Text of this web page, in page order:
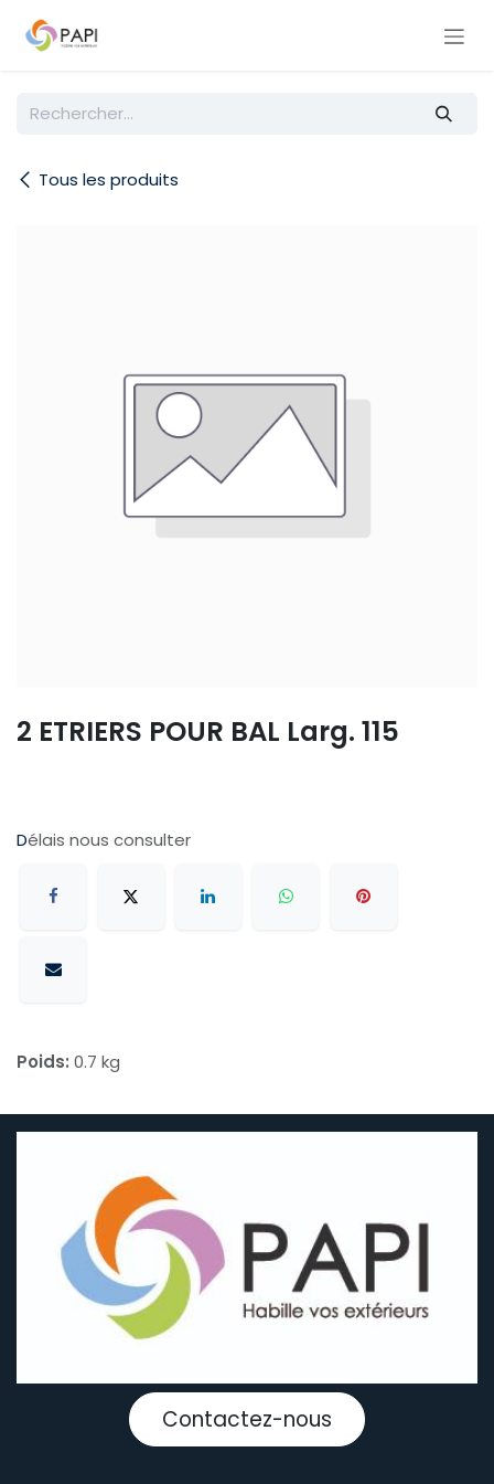
Tous les produits
2 ETRIERS POUR BAL Larg. 115
Délais nous consulter
Poids: 0.7 kg
Contactez-nous